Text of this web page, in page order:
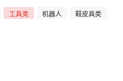
工具类 机器人 鞋皮具类